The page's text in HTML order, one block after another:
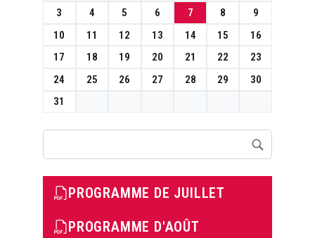
3
4 5 6 7 8
9
10
11 12 13 14 15
16
17
18 19 20 21 22
23
24
25 26 27 28 29
30
31
PROGRAMME DE JUILLET
PROGRAMME D'AOÛT